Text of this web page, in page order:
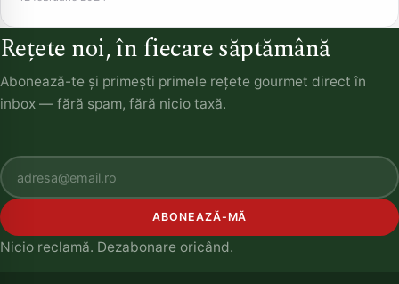
Rețete noi, în fiecare săptămână
Abonează-te și primești primele rețete gourmet direct în
inbox — fără spam, fără nicio taxă.
ABONEAZĂ-MĂ
Nicio reclamă. Dezabonare oricând.